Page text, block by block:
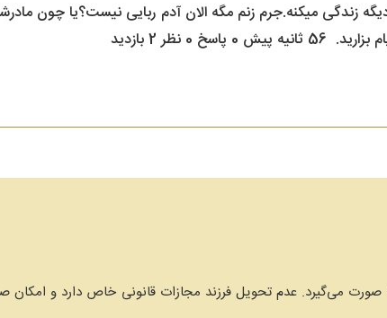
زندگی میکنه.جرم زنم مگه الان آدم ربایی نیست؟یا چون
2 بازدید
می‌گیرد. عدم تحویل فرزند مجازات قانونی خاص دارد و امکان